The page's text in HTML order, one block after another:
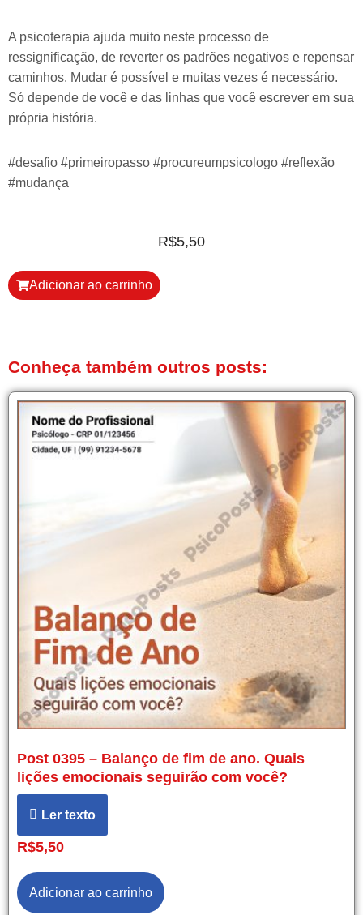
A psicoterapia ajuda muito neste processo de
ressignificação, de reverter os padrões negativos e repensar
caminhos. Mudar é possível e muitas vezes é necessário.
Só depende de você e das linhas que você escrever em sua
própria história.
#desafio #primeiropasso #procureumpsicologo #reflexão
#mudança
R$5,50
Adicionar ao carrinho
Conheça também outros posts:
Post 0395 – Balanço de fim de ano. Quais
lições emocionais seguirão com você?
Ler texto
R$5,50
Adicionar ao carrinho